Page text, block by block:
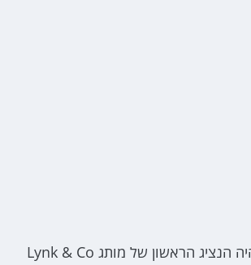
לינק אנד קו 01 היה הנציג הראשון של מותג Lynk & Co